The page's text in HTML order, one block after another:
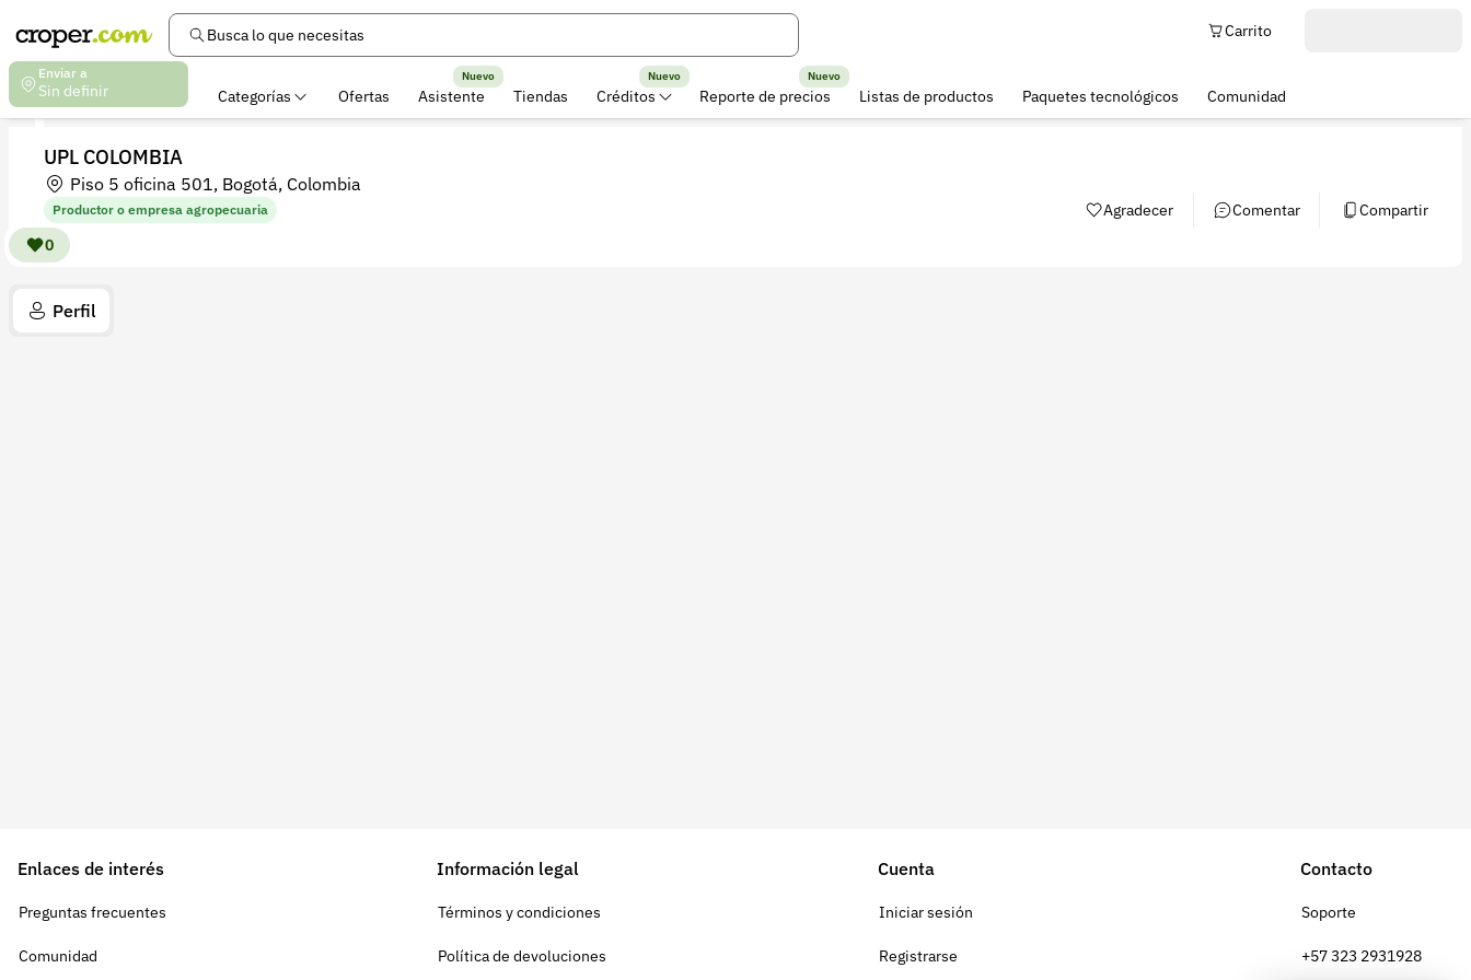
Busca lo que necesitas
Enviar a
Sin definir
Carrito
Categorías Ofertas Asistente
Nuevo
Tiendas Créditos
Nuevo
Reporte de precios
Nuevo
Listas de productos Paquetes tecnológicos Comunidad
0
UPL COLOMBIA
Piso 5 oficina 501, Bogotá, Colombia
Productor o empresa agropecuaria Agradecer Comentar Compartir
Perfil
Enlaces de interés
Preguntas frecuentes
Comunidad
Información legal
Términos y condiciones
Política de devoluciones
Cuenta
Iniciar sesión
Registrarse
Contacto
Soporte
+57 323 2931928